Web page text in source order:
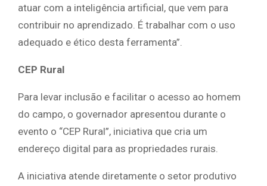
atuar com a inteligência artificial, que vem para
contribuir no aprendizado. É trabalhar com o uso
adequado e ético desta ferramenta”.
CEP Rural
Para levar inclusão e facilitar o acesso ao homem
do campo, o governador apresentou durante o
evento o “CEP Rural”, iniciativa que cria um
endereço digital para as propriedades rurais.
A iniciativa atende diretamente o setor produtivo